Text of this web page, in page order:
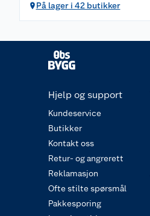
På lager i 42 butikker
Hjelp og support
Kundeservice
Butikker
Kontakt oss
Retur- og angrerett
Reklamasjon
Ofte stilte spørsmål
Pakkesporing